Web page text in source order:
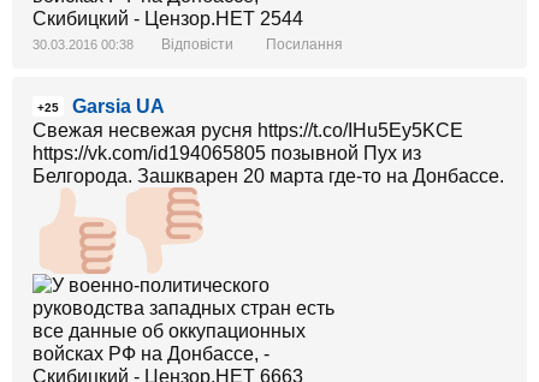
30.03.2016 00:38 Відповісти Посилання
+25
Garsia UA
Свежая несвежая русня https://t.co/IHu5Ey5KCE
https://vk.com/id194065805 позывной Пух из
Белгорода. Зашкварен 20 марта где-то на Донбассе.